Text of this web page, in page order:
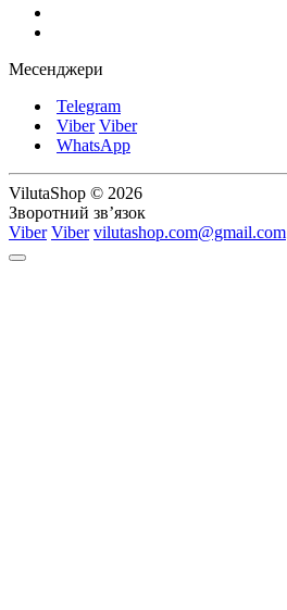
Месенджери
Telegram
Viber Viber
WhatsApp
VilutaShop © 2026
Зворотний зв’язок
Viber Viber vilutashop.com@gmail.com